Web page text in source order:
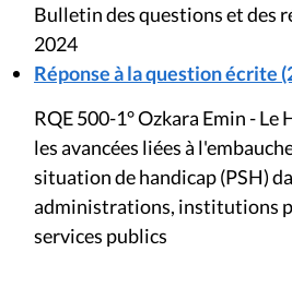
Bulletin des questions et des
2024
Réponse à la question écrite
RQE 500-1° Ozkara Emin -
les avancées liées à
situation de handicap (PSH)
administrations, institutions
services publics